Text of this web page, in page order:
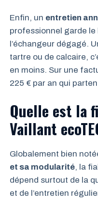
Enfin, un entretien
professionnel garde le
l’échangeur dégagé.
tartre ou de calcaire,
en moins. Sur une
225 € par an qui
Quelle est la
Vaillant
Globalement bien
et sa modularité, la
dépend surtout de la
et de l’entretien